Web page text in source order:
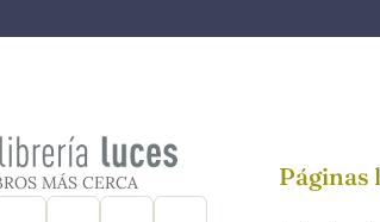
MÁS CERCA Páginas